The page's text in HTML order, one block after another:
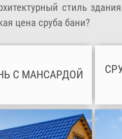
стиль
цена сруба бани?
С МАНСАРДОЙ